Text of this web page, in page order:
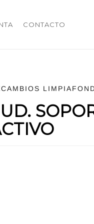
CONTACTO